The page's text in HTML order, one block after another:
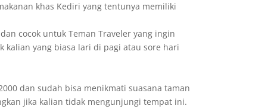
khas Kediri yang tentunya memiliki
cocok untuk Teman Traveler yang ingin
yang biasa lari di pagi atau sore hari
dan sudah bisa menikmati suasana taman
jika kalian tidak mengunjungi tempat ini.